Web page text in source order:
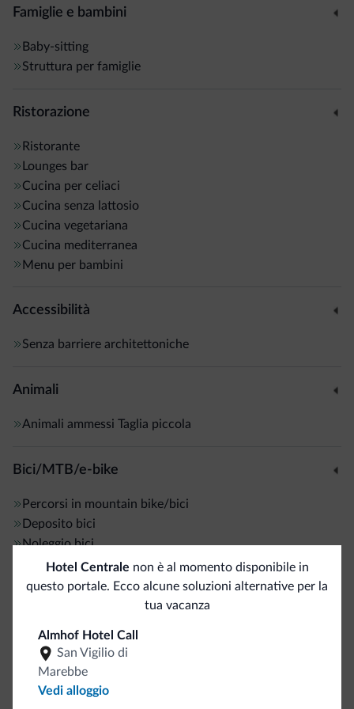
disposizione anche stupendi chalet dotati di cucina e zona
notte.
nonché deliziosi piatti a base di ingredienti freschi,
e nazionali.
Inoltre,parcheggio, Wi-Fi, deposito sci e ski service.
Famiglie e bambini
Baby-sitting
Struttura per famiglie
Ristorazione
Ristorante
Lounges bar
Cucina per celiaci
Cucina senza lattosio
Cucina vegetariana
Cucina mediterranea
Menu per bambini
Accessibilità
Senza barriere architettoniche
Animali
Animali ammessi Taglia piccola
Bici/MTB/e-bike
Percorsi in mountain bike/bici
Deposito bici
Noleggio bici
Sci
Dolomiti Superski 5 km
Noleggio sci
Ski service
Hotel Centrale non è al momento disponibile in
questo portale. Ecco alcune soluzioni alternative per la
tua vacanza
Almhof Hotel Call
San Vigilio di
Marebbe
Vedi alloggio